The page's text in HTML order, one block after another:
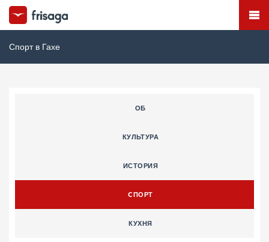
Спорт в Гахе
ОБ
КУЛЬТУРА
ИСТОРИЯ
CПОРТ
КУХНЯ